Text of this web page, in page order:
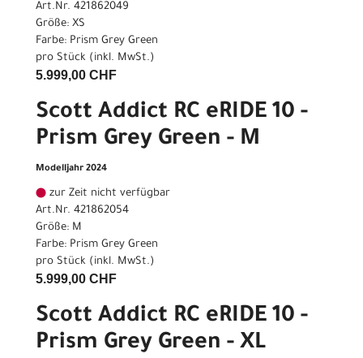
Art.Nr. 421862049
Größe: XS
Farbe: Prism Grey Green
pro Stück (inkl. MwSt.)
5.999,00 CHF
Scott Addict RC eRIDE 10 -
Prism Grey Green - M
Modelljahr 2024
zur Zeit nicht verfügbar
Art.Nr. 421862054
Größe: M
Farbe: Prism Grey Green
pro Stück (inkl. MwSt.)
5.999,00 CHF
Scott Addict RC eRIDE 10 -
Prism Grey Green - XL